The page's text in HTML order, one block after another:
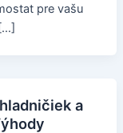
pre vašu
a